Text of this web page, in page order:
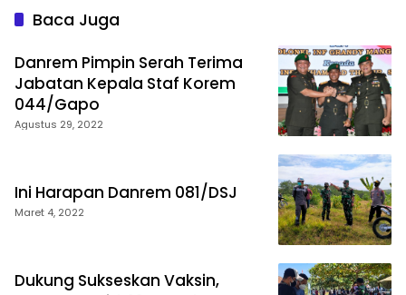
Baca Juga
Danrem Pimpin Serah Terima
Jabatan Kepala Staf Korem
044/Gapo
Agustus 29, 2022
Ini Harapan Danrem 081/DSJ
Maret 4, 2022
Dukung Sukseskan Vaksin,